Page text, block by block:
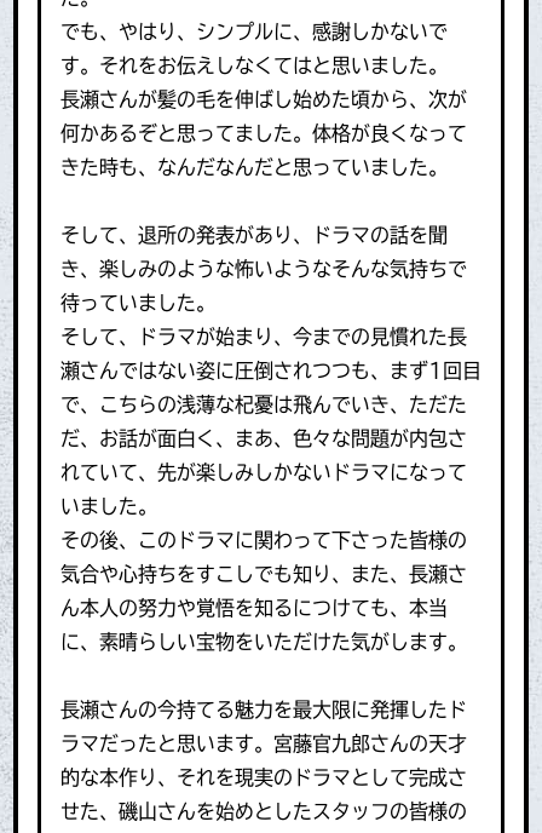
でも、やはり、シンプルに、感謝しかないで
す。それをお伝えしなくてはと思いました。
長瀬さんが髪の毛を伸ばし始めた頃から、次が
何かあるぞと思ってました。体格が良くなって
きた時も、なんだなんだと思っていました。
そして、退所の発表があり、ドラマの話を聞
き、楽しみのような怖いようなそんな気持ちで
待っていました。
そして、ドラマが始まり、今までの見慣れた長
瀬さんではない姿に圧倒されつつも、まず1回目
で、こちらの浅薄な杞憂は飛んでいき、ただた
だ、お話が面白く、まあ、色々な問題が内包さ
れていて、先が楽しみしかないドラマになって
いました。
その後、このドラマに関わって下さった皆様の
気合や心持ちをすこしでも知り、また、長瀬さ
ん本人の努力や覚悟を知るにつけても、本当
に、素晴らしい宝物をいただけた気がします。
長瀬さんの今持てる魅力を最大限に発揮したド
ラマだったと思います。宮藤官九郎さんの天才
的な本作り、それを現実のドラマとして完成さ
せた、磯山さんを始めとしたスタッフの皆様の